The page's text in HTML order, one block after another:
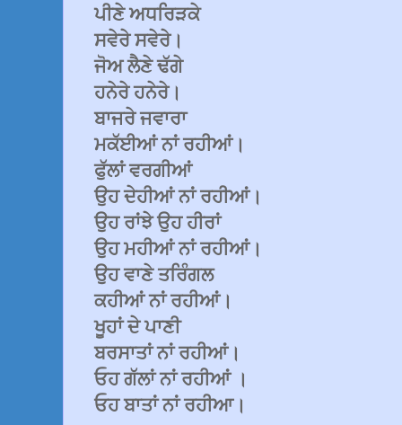
ਪੀਣੇ ਅਧਰਿੜਕੇ
ਸਵੇਰੇ ਸਵੇਰੇ।
ਜੋਅ ਲੈਣੇ ਢੱਗੇ
ਹਨੇਰੇ ਹਨੇਰੇ।
ਬਾਜਰੇ ਜਵਾਰਾ
ਮਕੱਈਆਂ ਨਾਂ ਰਹੀਆਂ।
ਫੁੱਲਾਂ ਵਰਗੀਆਂ
ਉਹ ਦੇਹੀਆਂ ਨਾਂ ਰਹੀਆਂ।
ਉਹ ਰਾਂਝੇ ਉਹ ਹੀਰਾਂ
ਉਹ ਮਹੀਆਂ ਨਾਂ ਰਹੀਆਂ।
ਉਹ ਵਾਣੇ ਤਰਿੰਗਲ
ਕਹੀਆਂ ਨਾਂ ਰਹੀਆਂ।
ਖੂਹਾਂ ਦੇ ਪਾਣੀ
ਬਰਸਾਤਾਂ ਨਾਂ ਰਹੀਆਂ।
ਓਹ ਗੱਲਾਂ ਨਾਂ ਰਹੀਆਂ ।
ਓਹ ਬਾਤਾਂ ਨਾਂ ਰਹੀਆ।